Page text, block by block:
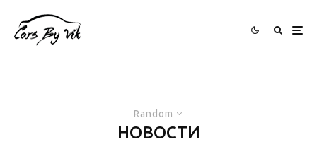
Random
НОВОСТИ